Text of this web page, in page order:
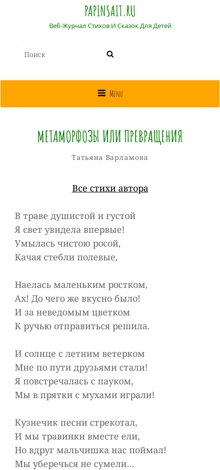
PAPINSAIT.RU
Веб-Журнал Стихов И Сказок Для Детей
Menu
МЕТАМОРФОЗЫ ИЛИ ПРЕВРАЩЕНИЯ
Рубрики
Татьяна ВарламоваТатьяна
Все стихи автора
В траве душистой и густой
Я свет увидела впервые!
Умылась чистою росой,
Качая стебли полевые,
Наелась маленьким ростком,
Ах! До чего же вкусно было!
И за неведомым цветком
К ручью отправиться решила.
И солнце с летним ветерком
Мне по пути друзьями стали!
Я повстречалась с пауком,
Мы в прятки с мухами играли!
Кузнечик песни стрекотал,
И мы травинки вместе ели,
Но вдруг мальчишка нас поймал!
Мы уберечься не сумели…